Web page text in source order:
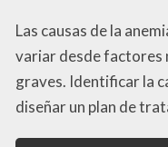
Las causas de la
variar desde factores
graves. Identificar la
diseñar un plan de